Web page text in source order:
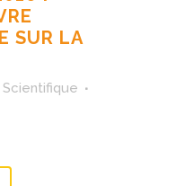
SUR LA
Scientifique